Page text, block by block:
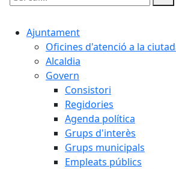
Cercar:
Ajuntament
Oficines d'atenció a la
Alcaldia
Govern
Consistori
Regidories
Agenda política
Grups d'interès
Grups municipals
Empleats públics